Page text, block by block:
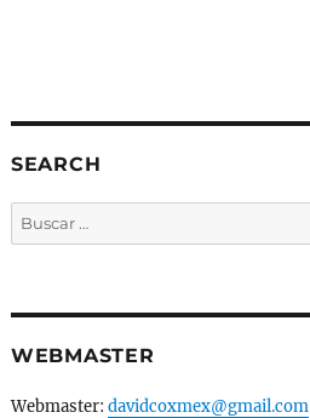
SEARCH
Buscar
por:
WEBMASTER
Webmaster: davidcoxmex@gmail.com